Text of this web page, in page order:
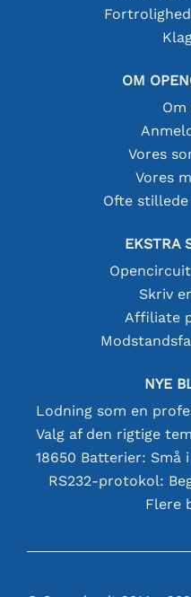
OM
Om
Vores
Vores
Ofte
EKSTRA
Skriv
Affiliate
NYE
RS232-protokol:
Flere